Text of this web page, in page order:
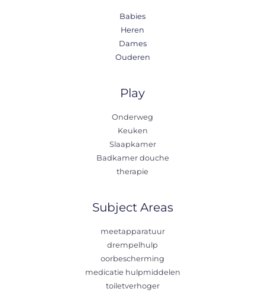
Babies
Heren
Dames
Ouderen
Play
Onderweg
Keuken
Slaapkamer
Badkamer douche
therapie
Subject Areas
meetapparatuur
drempelhulp
oorbescherming
medicatie hulpmiddelen
toiletverhoger